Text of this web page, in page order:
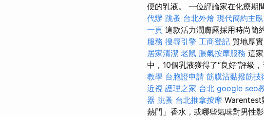
便的乳液。 一位評論家在化療期
代辦 跳蚤 台北外燴 現代簡約主
一頁 這款活力潤膚露採用時尚簡
服務 搜尋引擎 工商登記 質地厚
居家清潔 老鼠 脹氣按摩服務 這
中，10個乳液獲得了“良好”評級
教學 台胞證申請 筋膜沾黏撥筋技
近視 護理之家 台北 google seo
器 跳蚤 台北推拿按摩 Warentest
熱門」香水，或哪些氣味對男性